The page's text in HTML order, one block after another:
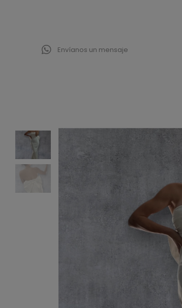
Envíanos un mensaje